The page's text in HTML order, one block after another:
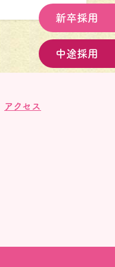
新卒採用
中途採用
アクセス